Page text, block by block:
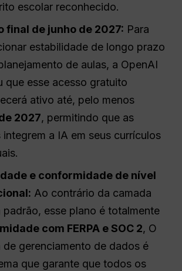
escolar reconhecido.
final de junho de 2027: Para
estabilidade de longo prazo
de aulas, a OpenAI
que esse acesso gratuito
ativo até, pelo menos
2027, permitindo que as
integrem a IA em seus currículos
e conformidade de nível
Ao contrário da camada
padrão, esse plano é totalmente
com FERPA e SOC 2, O
de gerenciamento de dados é
que garante que todos os